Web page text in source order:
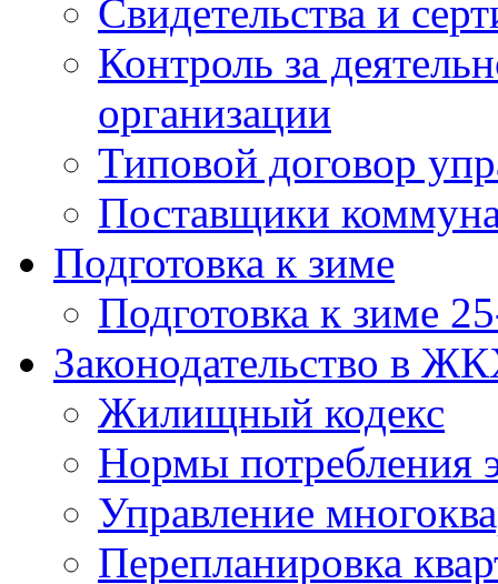
Свидетельства и
Контроль за
организации
Типовой договор
Поставщики
Подготовка к зиме
Подготовка к зиме
Законодательство в
Жилищный кодекс
Нормы потребления
Управление
Перепланировка